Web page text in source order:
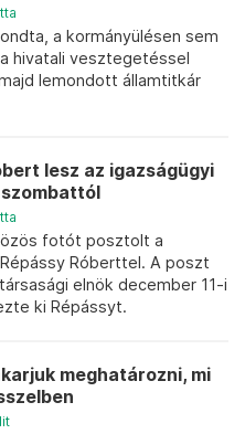
a kormányülésen sem
hivatali vesztegetéssel
lemondott államtitkár
lesz az igazságügyi
fotót posztolt a
Róberttel. A poszt
elnök december 11-i
ki Répássyt.
meghatározni, mi